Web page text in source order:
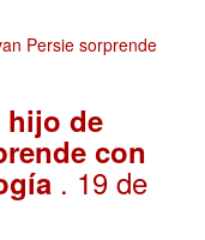
hijo de
con
. 19 de